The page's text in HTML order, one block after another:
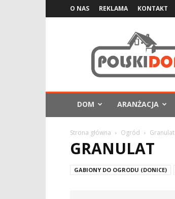
O NAS REKLAMA KONTAKT
DOM ARANŻACJA
Strona główna Ogród Granulat
GRANULAT
GABIONY DO OGRODU (DONICE)